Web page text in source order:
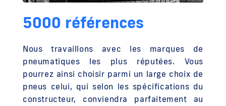
5000 références
Nous travaillons avec les marques de
pneumatiques les plus réputées. Vous
pourrez ainsi choisir parmi un large choix de
pneus celui, qui selon les spécifications du
constructeur, conviendra parfaitement au